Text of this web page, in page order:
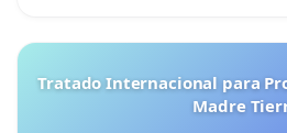
Tratado Internacional para
Madre